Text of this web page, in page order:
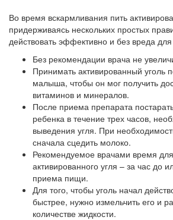
Во время вскармливания пить
придерживаясь нескольких простых
действовать эффективно и без вреда
Без рекомендации врача не
Принимать активированный уголь
малыша, чтобы он мог получить
витаминов и минералов.
После приема препарата
ребенка в течение трех часов,
выведения угля. При
сначала сцедить молоко.
Рекомендуемое врачами время
активированного угля – за час до
приема пищи.
Для того, чтобы уголь начал
быстрее, нужно измельчить его и
количестве жидкости.